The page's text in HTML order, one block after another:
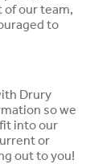
of our team,
to
Drury
so we
into our
or
out to you!